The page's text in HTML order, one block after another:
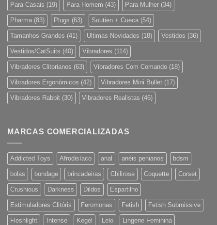
Para Casais (19) Para Homem (43) Para Mulher (34)
Pharma (83) Plugs (63) Soutien + Cueca (54)
Tamanhos Grandes (41) Ultimas Novidades (18) Vestidos (36)
Vestidos/CatSuits (40) Vibradores (114)
Vibradores Clitorianos (63) Vibradores Com Comando (18)
Vibradores Ergonómicos (42) Vibradores Mini Bullet (17)
Vibradores Rabbit (30) Vibradores Realistas (46)
MARCAS COMERCIALIZADAS
Addicted Toys Afrodisíaco anal anéis penianos bdsm
bolas bondage brincadeiras Chilirose Coquette Corset
Crushious Darkness Dildos Espartilho
Estimuladores Clitóris Feromonas Fetish Fetish Submissive
Fleshlight Intense Kegel Lelo Lingerie Feminina